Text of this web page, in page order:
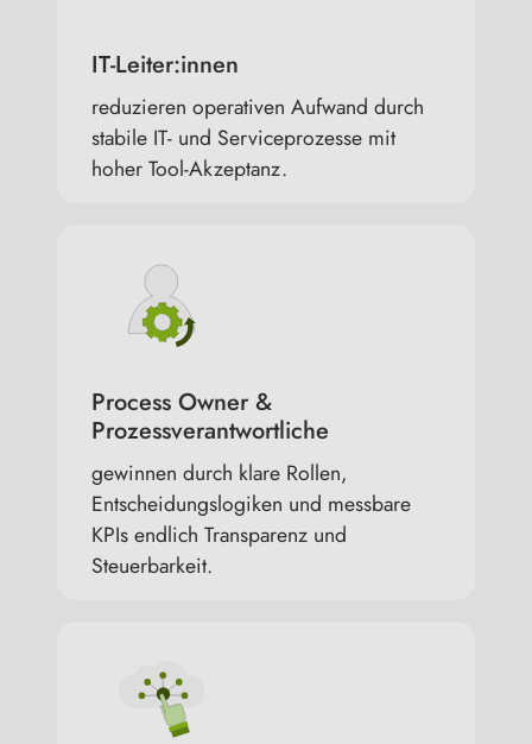
IT-Leiter:innen
reduzieren operativen Aufwand durch
stabile IT- und Serviceprozesse mit
hoher Tool-Akzeptanz.
Process Owner &
Prozessverantwortliche
gewinnen durch klare Rollen,
Entscheidungslogiken und messbare
KPIs endlich Transparenz und
Steuerbarkeit.